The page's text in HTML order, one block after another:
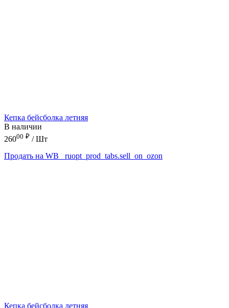
Кепка бейсболка летняя
В наличии
26000 ₽ / Шт
Продать на WB
_ruopt_prod_tabs.sell_on_ozon
Кепка бейсболка летняя